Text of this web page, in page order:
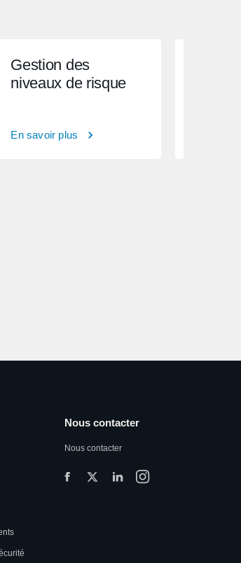
Gestion des
niveaux de risque
En savoir plus
Nous contacter
Nous contacter